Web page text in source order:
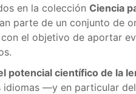
en la colección Ciencia
parte de un conjunto de
el objetivo de aportar
potencial científico de la
idiomas —y en particular